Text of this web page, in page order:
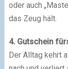
oder auch
das Zeug hält.
4. Gutschein
Der Alltag kehrt